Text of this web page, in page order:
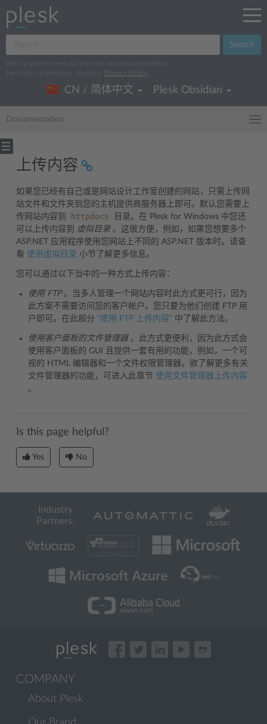
Search
We log search terms to improve our documentation.
For more information, read our
Privacy Policy
CN / 简体中文 Plesk Obsidian
Documentation
上传内容
如果您已经有自己或是网站设计工作室创建的网站，只需上传网
站文件和文件夹到您的主机提供商服务器上即可。默认您需要上
传网站内容到
httpdocs
目录。在 Plesk for Windows 中您还
可以上传内容到 虚拟目录 。这很方便，例如，如果您想要多个
ASP.NET 应用程序使用您网站上不同的 ASP.NET 版本时。请查
看 使用虚拟目录 小节了解更多信息。
您可以通过以下当中的一种方式上传内容：
使用 FTP。当多人管理一个网站内容时此方式更可行，因为
此方案不需要访问您的客户帐户。您只要为他们创建 FTP 用
户即可。在此部分 “使用 FTP 上传内容” 中了解此方法。
使用客户面板的文件管理器。此方式更便利，因为此方式会
使用客户面板的 GUI 且提供一套有用的功能，例如，一个可
视的 HTML 编辑器和一个文件权限管理器。欲了解更多有关
文件管理器的功能，可进入此章节 使用文件管理器上传内容
。
Is this page helpful?
Yes No
Industry
Partners:
COMPANY
About Plesk